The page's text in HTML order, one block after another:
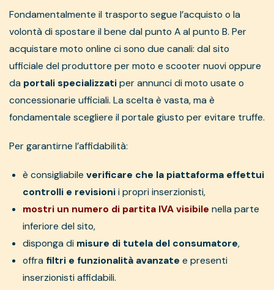
Fondamentalmente il trasporto segue l’acquisto o la
volontà di spostare il bene dal punto A al punto B. Per
acquistare moto online ci sono due canali: dal sito
ufficiale del produttore per moto e scooter nuovi oppure
da portali specializzatiper annunci di moto usate o
concessionarie ufficiali. La scelta è vasta, ma è
fondamentale scegliere il portale giusto per evitare truffe.
Per garantirne l’affidabilità:
è consigliabileverificare che la piattaforma effettui
controlli e revisionii propri inserzionisti,
mostri un numero di partita IVA visibile nella parte
inferiore del sito,
disponga di misure di tutela del consumatore,
offra filtri e funzionalità avanzate e presenti
inserzionisti affidabili.